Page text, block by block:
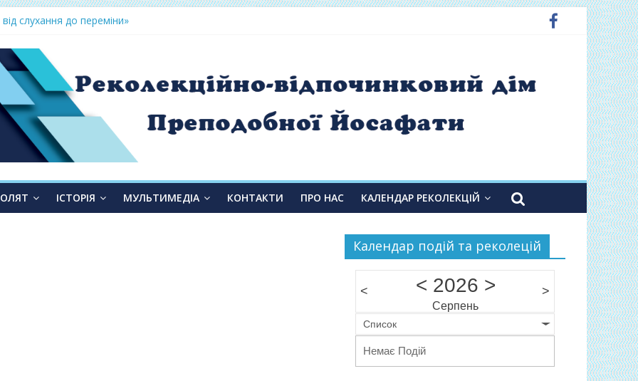
слухання до переміни»
ІСТОРІЯ МУЛЬТИМЕДІА КОНТАКТИ ПРО НАС КАЛЕНДАР РЕКОЛЕКЦІЙ
Календар подій та реколецій
< < 2026 >
Серпень
>
Список
Немає Подій